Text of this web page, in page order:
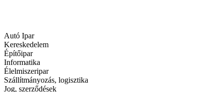
Autó Ipar
Kereskedelem
Építőipar
Informatika
Élelmiszeripar
Szállítmányozás, logisztika
Jog, szerződések